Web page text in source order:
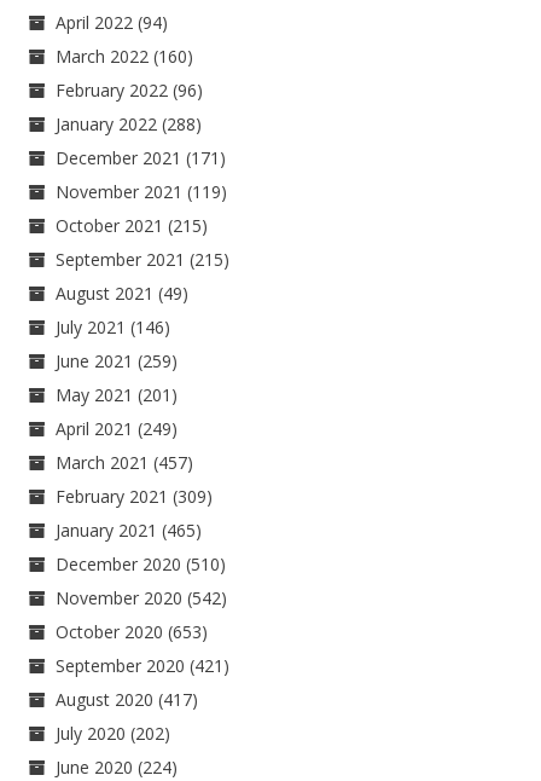
April 2022 (94)
March 2022 (160)
February 2022 (96)
January 2022 (288)
December 2021 (171)
November 2021 (119)
October 2021 (215)
September 2021 (215)
August 2021 (49)
July 2021 (146)
June 2021 (259)
May 2021 (201)
April 2021 (249)
March 2021 (457)
February 2021 (309)
January 2021 (465)
December 2020 (510)
November 2020 (542)
October 2020 (653)
September 2020 (421)
August 2020 (417)
July 2020 (202)
June 2020 (224)